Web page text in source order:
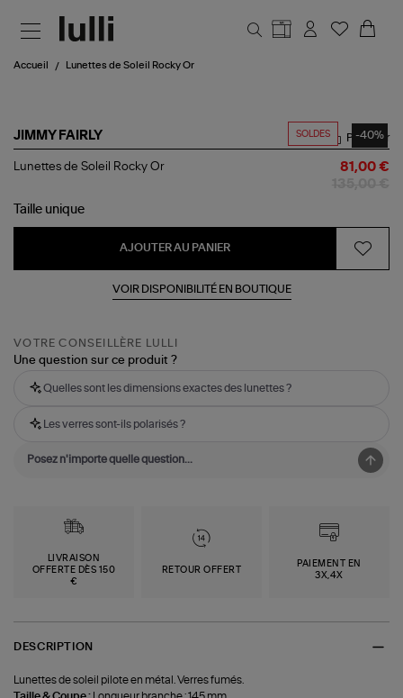
Accueil Lunettes de Soleil Rocky Or
SOLDES -40%
JIMMY FAIRLY
Lunettes
Rocky
Partager
Lunettes de Soleil Rocky Or 81,00 €
Taille unique
AJOUTER AU PANIER
VOIR DISPONIBILITÉ EN BOUTIQUE
VOTRE CONSEILLÈRE LULLI
Une question sur ce produit ?
Quelles sont les dimensions exactes des lunettes ?
Les verres sont-ils polarisés ?
LIVRAISON
OFFERTE DÈS 150
€
RETOUR OFFERT
PAIEMENT EN
3X,4X
DESCRIPTION
Lunettes de soleil pilote en métal. Verres fumés.